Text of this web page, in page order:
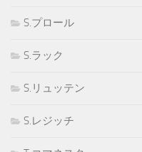
S.プロール
S.ラック
S.リュッテン
S.レジッチ